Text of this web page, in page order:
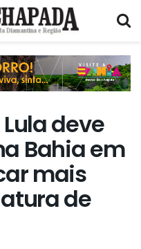
deve
Bahia em
mais
de